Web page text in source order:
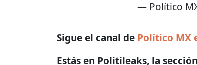
— Político
Sigue el canal de Político MX
Estás en Politileaks, la